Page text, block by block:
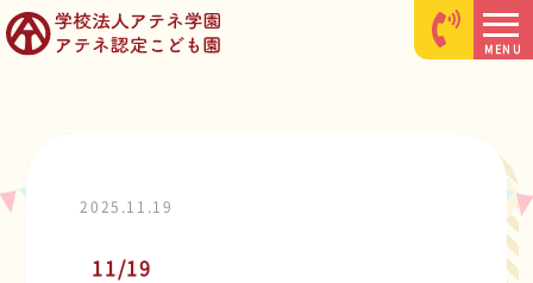
MENU
2025.11.19
11/19